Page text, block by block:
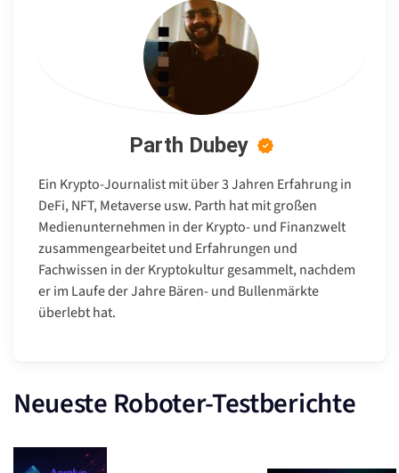
Parth Dubey
Ein Krypto-Journalist mit über 3 Jahren Erfahrung in
DeFi, NFT, Metaverse usw. Parth hat mit großen
Medienunternehmen in der Krypto- und Finanzwelt
zusammengearbeitet und Erfahrungen und
Fachwissen in der Kryptokultur gesammelt, nachdem
er im Laufe der Jahre Bären- und Bullenmärkte
überlebt hat.
Neueste Roboter-Testberichte